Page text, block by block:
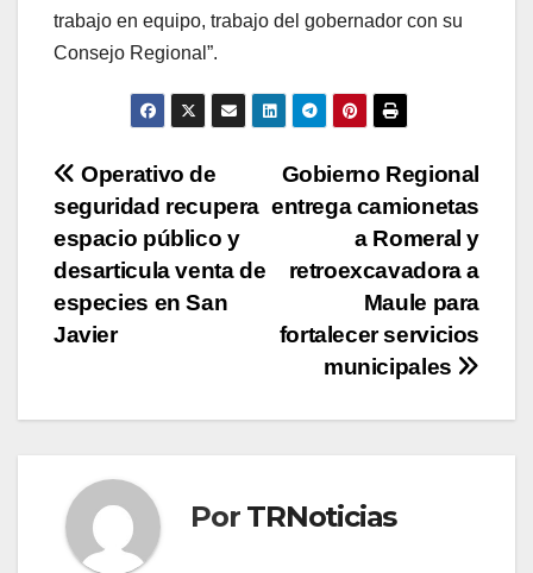
trabajo en equipo, trabajo del gobernador con su
Consejo Regional”.
Navegación
de
entradas
Gobierno Regional
entrega camionetas
a Romeral y
retroexcavadora a
Maule para
fortalecer servicios
municipales
Operativo de
seguridad recupera
espacio público y
desarticula venta de
especies en San
Javier
Por TRNoticias